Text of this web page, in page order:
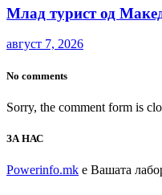
Млад турист од
август 7, 2026
No comments
Sorry, the comment form is
ЗА НАС
Powerinfo.mk e Вашата